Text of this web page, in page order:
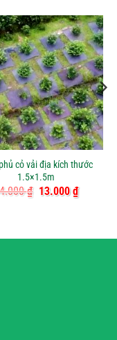
cỏ vải địa kích thước
1.5×1.5m
₫ Giá
13.000₫Giá
hiện